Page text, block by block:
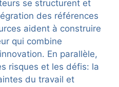
se structurent et
des références
aident à construire
qui combine
En parallèle,
risques et les défis: la
du travail et